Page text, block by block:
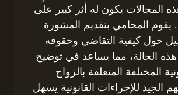
يكون له أثر كبير على
يقوم المحامي بتقديم المشورة
حول كيفية التقاضي وحقوقه
الحالة، مما يساعد في توضيح
المختلفة المتعلقة بالزواج
الجيد للإجراءات القانونية يسهل